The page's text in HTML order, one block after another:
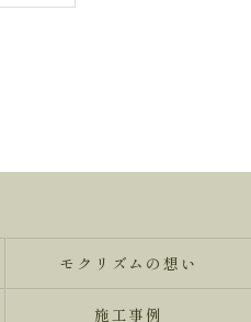
モクリズムの想い
施工事例